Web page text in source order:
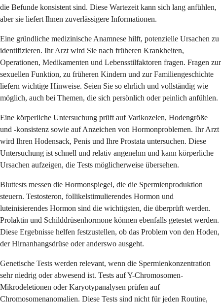
die Befunde konsistent sind. Diese Wartezeit kann sich lang anfühlen,
aber sie liefert Ihnen zuverlässigere Informationen.
Eine gründliche medizinische Anamnese hilft, potenzielle Ursachen zu
identifizieren. Ihr Arzt wird Sie nach früheren Krankheiten,
Operationen, Medikamenten und Lebensstilfaktoren fragen. Fragen zur
sexuellen Funktion, zu früheren Kindern und zur Familiengeschichte
liefern wichtige Hinweise. Seien Sie so ehrlich und vollständig wie
möglich, auch bei Themen, die sich persönlich oder peinlich anfühlen.
Eine körperliche Untersuchung prüft auf Varikozelen, Hodengröße
und -konsistenz sowie auf Anzeichen von Hormonproblemen. Ihr Arzt
wird Ihren Hodensack, Penis und Ihre Prostata untersuchen. Diese
Untersuchung ist schnell und relativ angenehm und kann körperliche
Ursachen aufzeigen, die Tests möglicherweise übersehen.
Bluttests messen die Hormonspiegel, die die Spermienproduktion
steuern. Testosteron, follikelstimulierendes Hormon und
luteinisierendes Hormon sind die wichtigsten, die überprüft werden.
Prolaktin und Schilddrüsenhormone können ebenfalls getestet werden.
Diese Ergebnisse helfen festzustellen, ob das Problem von den Hoden,
der Hirnanhangsdrüse oder anderswo ausgeht.
Genetische Tests werden relevant, wenn die Spermienkonzentration
sehr niedrig oder abwesend ist. Tests auf Y-Chromosomen-
Mikrodeletionen oder Karyotypanalysen prüfen auf
Chromosomenanomalien. Diese Tests sind nicht für jeden Routine,